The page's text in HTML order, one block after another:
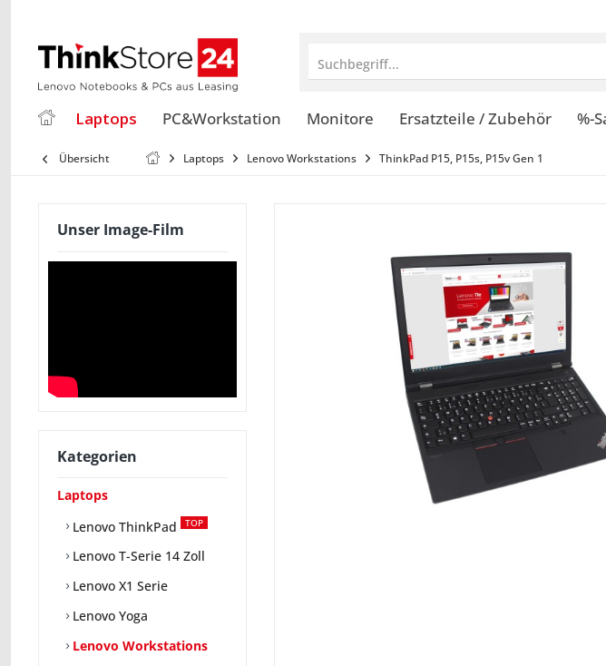
Suchbegriff...
Laptops PC&Workstation Monitore Ersatzteile / Zubehör %-
Übersicht Laptops Lenovo Workstations ThinkPad P15, P15s, P15v Gen 1
Unser Image-Film
Kategorien
Laptops
Lenovo ThinkPad
TOP
Lenovo T-Serie 14 Zoll
Lenovo X1 Serie
Lenovo Yoga
Lenovo Workstations